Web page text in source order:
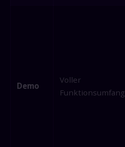
Demo
Voller
Funktionsumfang